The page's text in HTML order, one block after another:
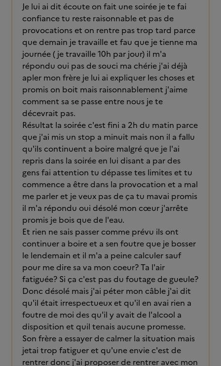
Je lui ai dit écoute on fait une soirée je te fai
confiance tu reste raisonnable et pas de
provocations et on rentre pas trop tard parce
que demain je travaille et fau que je tienne ma
journée ( je travaille 10h par jour) il m'a
répondu oui pas de souci ma chérie j'ai déjà
apler mon frère je lui ai expliquer les choses et
promis on boit mais raisonnablement j'aime
comment sa se passe entre nous je te
décevrait pas.
Résultat la soirée c'est fini a 2h du matin parce
que j'ai mis un stop a minuit mais non il a fallu
qu'ils continuent a boire malgré que je l'ai
repris dans la soirée en lui disant a par des
gens fai attention tu dépasse tes limites et tu
commence a être dans la provocation et a mal
me parler et je veux pas de ça tu mavai promis
il m'a répondu oui désolé mon cœur j'arrête
promis je bois que de l'eau.
Et rien ne sais passer comme prévu ils ont
continuer a boire et a sen foutre que je bosser
le lendemain et il m'a a peine calculer sauf
pour me dire sa va mon coeur? Ta l'air
fatiguée? Si ça c'est pas du foutage de gueule?
Donc désolé mais j'ai péter mon câble j'ai dit
qu'il était irrespectueux et qu'il en avai rien a
foutre de moi des qu'il y avait de l'alcool a
disposition et quil tenais aucune promesse.
Son frère a essayer de calmer la situation mais
jetai trop fatiguer et qu'une envie c'est de
rentrer donc j'ai proposer de rentrer avec mon